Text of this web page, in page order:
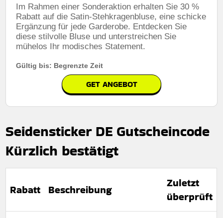
Im Rahmen einer Sonderaktion erhalten Sie 30 %
Rabatt auf die Satin-Stehkragenbluse, eine schicke
Ergänzung für jede Garderobe. Entdecken Sie
diese stilvolle Bluse und unterstreichen Sie
mühelos Ihr modisches Statement.
Gültig bis: Begrenzte Zeit
GET ANGEBOT
Seidensticker DE Gutscheincode
Kürzlich bestätigt
Rabatt Beschreibung
Zuletzt
überprüft